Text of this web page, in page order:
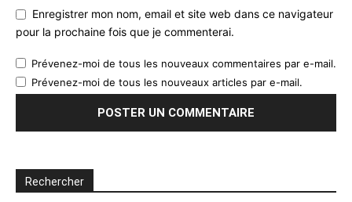
Enregistrer mon nom, email et site web dans ce navigateur
pour la prochaine fois que je commenterai.
Prévenez-moi de tous les nouveaux commentaires par e-mail.
Prévenez-moi de tous les nouveaux articles par e-mail.
Rechercher